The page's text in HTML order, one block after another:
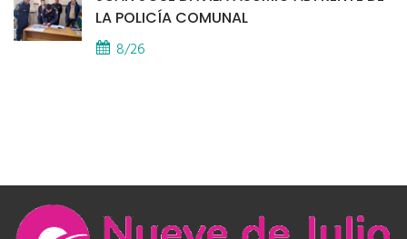
LA POLICÍA COMUNAL
8/26